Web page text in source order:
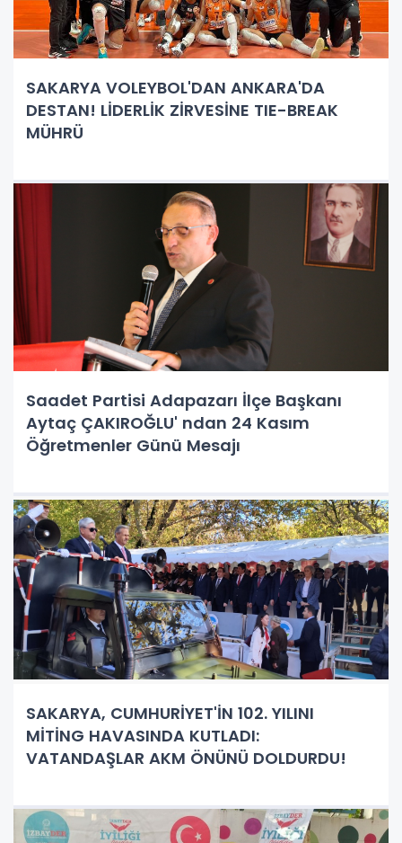
SAKARYA VOLEYBOL'DAN ANKARA'DA
DESTAN! LİDERLİK ZİRVESİNE TIE-BREAK
MÜHRÜ
Saadet Partisi Adapazarı İlçe Başkanı
Aytaç ÇAKIROĞLU' ndan 24 Kasım
Öğretmenler Günü Mesajı
SAKARYA, CUMHURİYET'İN 102. YILINI
MİTİNG HAVASINDA KUTLADI:
VATANDAŞLAR AKM ÖNÜNÜ DOLDURDU!